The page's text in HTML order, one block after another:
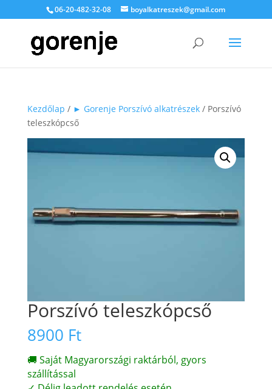
06-20-482-32-08 boyalkatreszek@gmail.com
Kezdőlap / ► Gorenje Porszívó alkatrészek/ Porszívó
teleszkópcső
Porszívó teleszkópcső
8900 Ft
🚚 Saját Magyarországi raktárból, gyors
szállítással